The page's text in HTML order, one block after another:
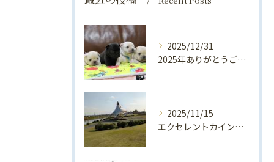
2025/12/31
2025年ありがとうございました💛
2025/11/15
エクセレントカインド犬舎親睦会2025開催します！！